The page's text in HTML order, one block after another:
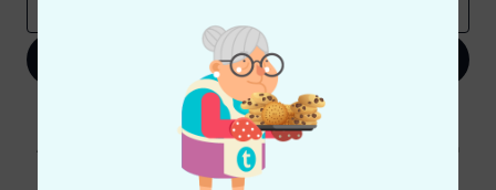
Jetzt anmelden
Mit Klick auf „Jetzt anmelden“ stimmen Sie dem Erhalt von E-Mail-
Werbung und einer Messung des E-Mail-Nutzungsverhaltens zu. Die
Abmeldung ist jederzeit möglich. Weitere Informationen finden Sie in
unseren
Datenschutzhinweisen